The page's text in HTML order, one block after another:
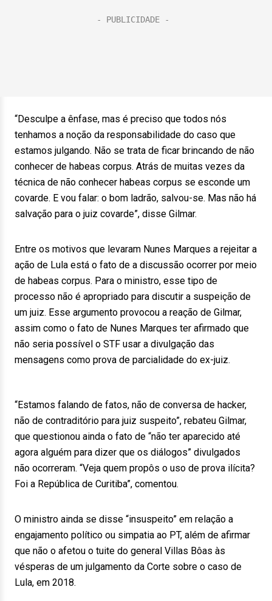
“Desculpe a ênfase, mas é preciso que todos nós
tenhamos a noção da responsabilidade do caso que
estamos julgando. Não se trata de ficar brincando de não
conhecer de habeas corpus. Atrás de muitas vezes da
técnica de não conhecer habeas corpus se esconde um
covarde. E vou falar: o bom ladrão, salvou-se. Mas não há
salvação para o juiz covarde”, disse Gilmar.
Entre os motivos que levaram Nunes Marques a rejeitar a
ação de Lula está o fato de a discussão ocorrer por meio
de habeas corpus. Para o ministro, esse tipo de
processo não é apropriado para discutir a suspeição de
um juiz. Esse argumento provocou a reação de Gilmar,
assim como o fato de Nunes Marques ter afirmado que
não seria possível o STF usar a divulgação das
mensagens como prova de parcialidade do ex-juiz.
“Estamos falando de fatos, não de conversa de hacker,
não de contraditório para juiz suspeito”, rebateu Gilmar,
que questionou ainda o fato de “não ter aparecido até
agora alguém para dizer que os diálogos” divulgados
não ocorreram. “Veja quem propôs o uso de prova ilícita?
Foi a República de Curitiba”, comentou.
O ministro ainda se disse “insuspeito” em relação a
engajamento político ou simpatia ao PT, além de afirmar
que não o afetou o tuite do general Villas Bôas às
vésperas de um julgamento da Corte sobre o caso de
Lula, em 2018.